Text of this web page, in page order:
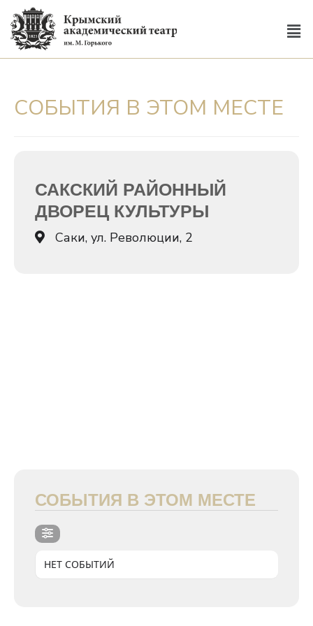
СОБЫТИЯ В ЭТОМ МЕСТЕ
САКСКИЙ РАЙОННЫЙ
ДВОРЕЦ КУЛЬТУРЫ
Саки, ул. Революции, 2
СОБЫТИЯ В ЭТОМ МЕСТЕ
НЕТ СОБЫТИЙ